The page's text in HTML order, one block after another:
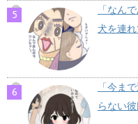
「なん
犬を連
「今ま
らない